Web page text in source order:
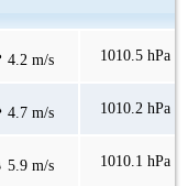
4.2 m/s 1010.5 hPa
4.7 m/s 1010.2 hPa
5.9 m/s 1010.1 hPa